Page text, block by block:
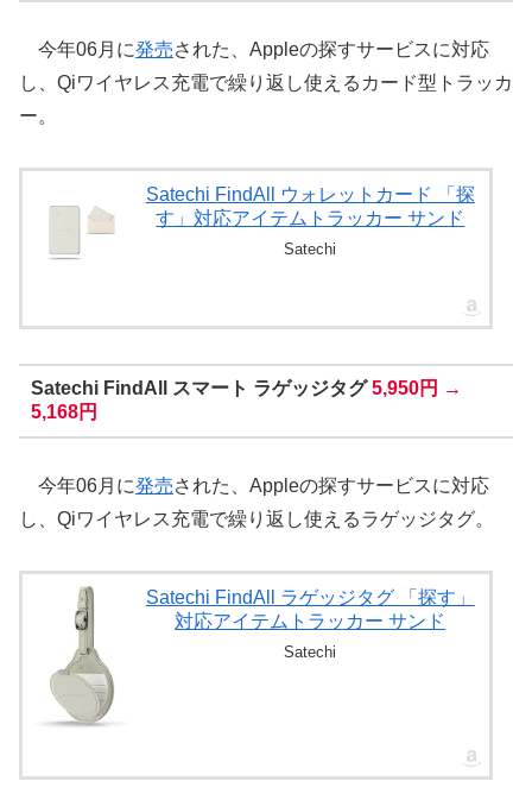
今年06月に発売された、Appleの探すサービスに対応
し、Qiワイヤレス充電で繰り返し使えるカード型トラッカ
ー。
Satechi FindAll ウォレットカード 「探
す」対応アイテムトラッカー サンド
Satechi
Satechi FindAll スマート ラゲッジタグ5,950円 →
5,168円
今年06月に発売された、Appleの探すサービスに対応
し、Qiワイヤレス充電で繰り返し使えるラゲッジタグ。
Satechi FindAll ラゲッジタグ 「探す」
対応アイテムトラッカー サンド
Satechi